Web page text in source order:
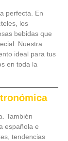
perfecta. En
los
bebidas que
Nuestra
ideal para tus
en toda la
También
española e
tendencias